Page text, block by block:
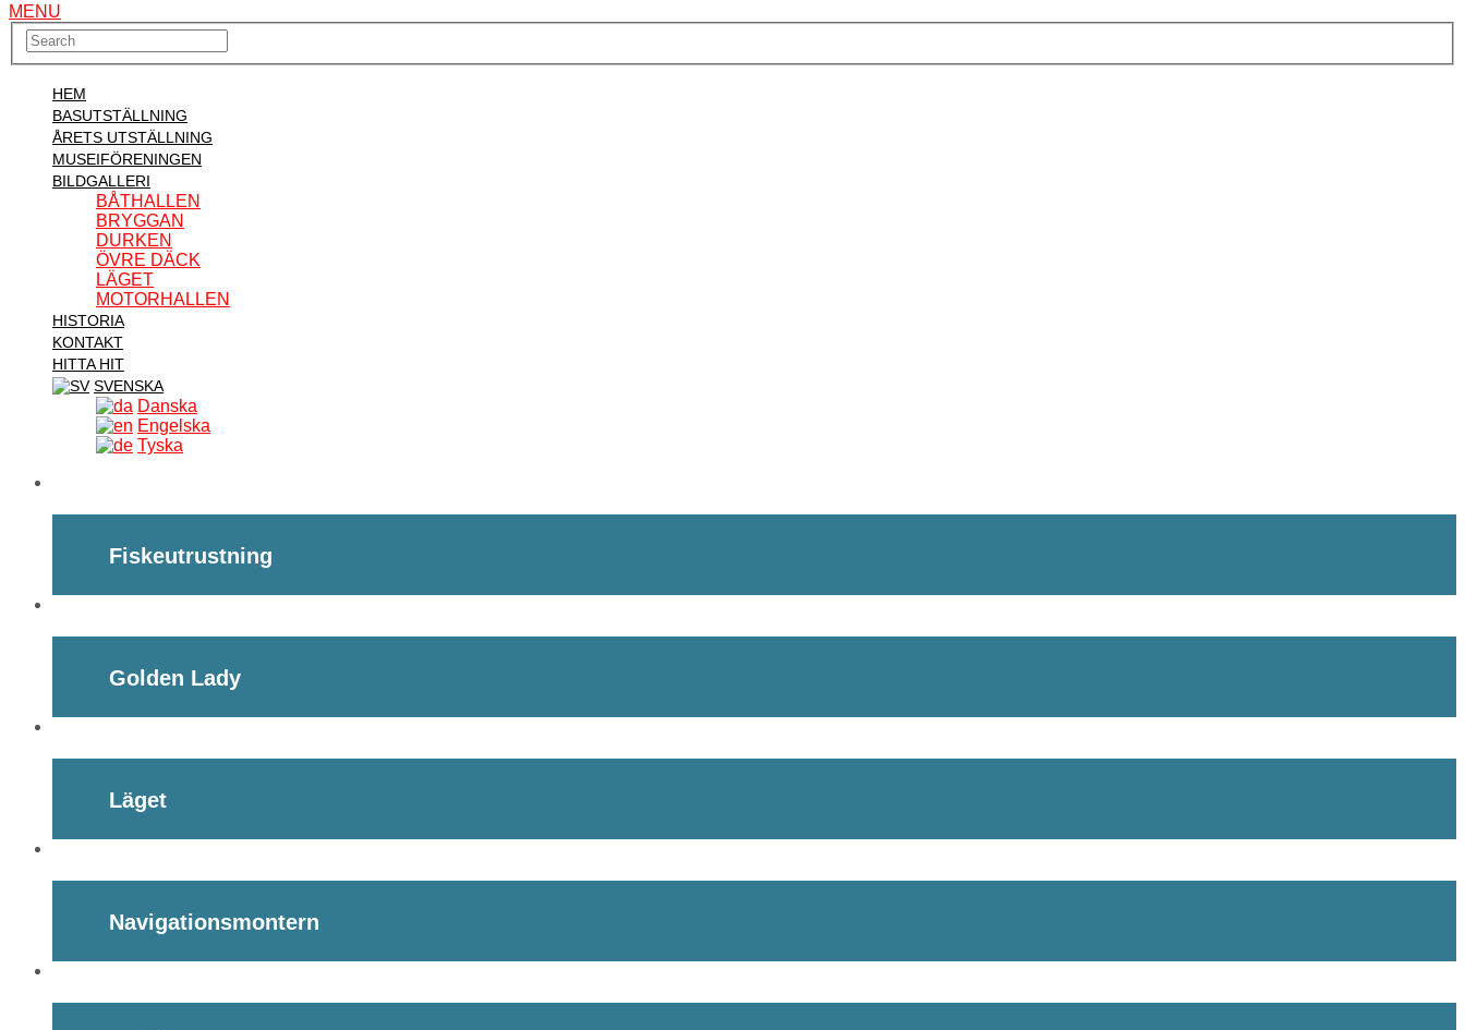
MENU
HEM
BASUTSTÄLLNING
ÅRETS UTSTÄLLNING
MUSEIFÖRENINGEN
BILDGALLERI
BÅTHALLEN
BRYGGAN
DURKEN
ÖVRE DÄCK
LÄGET
MOTORHALLEN
HISTORIA
KONTAKT
HITTA HIT
SVENSKA
Danska
Engelska
Tyska
Fiskeutrustning
Golden Lady
Läget
Navigationsmontern